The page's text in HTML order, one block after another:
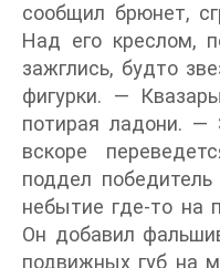
сообщил брюнет,
Над его креслом,
зажглись, будто
фигурки. —
потирая ладони. —
вскоре
поддел
небытие где-то на
Он добавил
подвижных губ на